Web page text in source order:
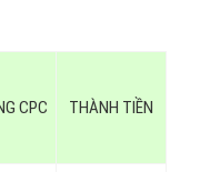
CPC THÀNH TIỀN